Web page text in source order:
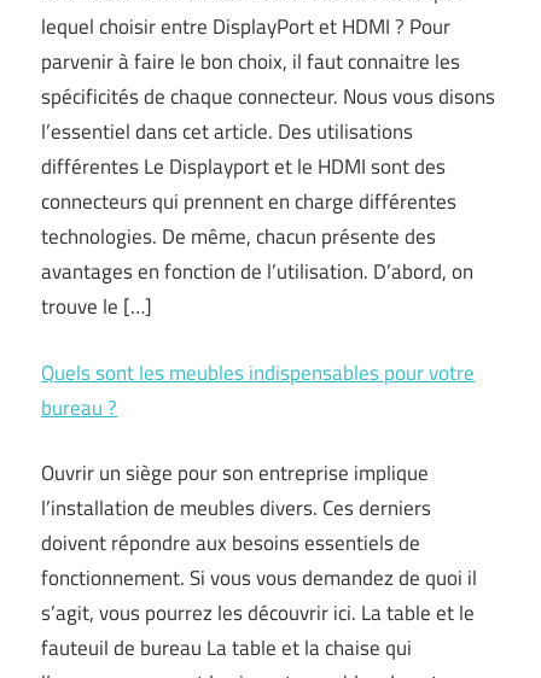
lequel choisir entre DisplayPort et HDMI ? Pour
parvenir à faire le bon choix, il faut connaitre les
spécificités de chaque connecteur. Nous vous disons
l’essentiel dans cet article. Des utilisations
différentes Le Displayport et le HDMI sont des
connecteurs qui prennent en charge différentes
technologies. De même, chacun présente des
avantages en fonction de l’utilisation. D’abord, on
trouve le […]
Quels sont les meubles indispensables pour votre
bureau ?
Ouvrir un siège pour son entreprise implique
l’installation de meubles divers. Ces derniers
doivent répondre aux besoins essentiels de
fonctionnement. Si vous vous demandez de quoi il
s’agit, vous pourrez les découvrir ici. La table et le
fauteuil de bureau La table et la chaise qui